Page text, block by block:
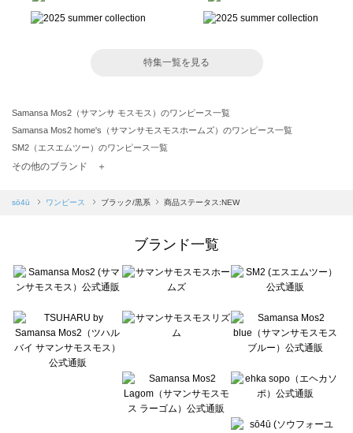
特集一覧を見る
Samansa Mos2（サマンサ モスモス）のワンピース一覧
Samansa Mos2 home's（サマンサモスモスホームズ）のワンピース一覧
SM2（エスエムツー）のワンピース一覧
TSUHARU by Samansa Mos2（ツハルバイサマンサモスモス）のワンピース一覧
Samansa Mos2 blue（サマンサモスモス ブルー）のワンピース一覧
sō4ū（ソウフォーユー）のワンピース一覧
Te chichi（テチチ）のワンピース一覧
Te chichi CLASSIC（テチチ クラシック）のワンピース一覧
Lugnoncure（ルノンキュール）のワンピース一覧
BETTY'S BLUE（べティーズブルー）のワンピース一覧
Wpc.（ワールドパーティー）のワンピース一覧
その他のブランド ＋
sō4ū ワンピース ブラック/黒系 商品ステータス:NEW
ブランド一覧